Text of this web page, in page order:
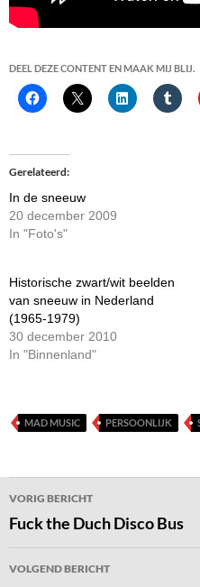
DEEL DEZE CONTENT EN MAAK MIJ BLIJ.
Gerelateerd
In de sneeuw
20 december 2009
In "Foto's"
Historische zwart/wit beelden
van sneeuw in Nederland
(1965-1979)
30 december 2010
In "Binnenland"
MAD MUSIC PERSOONLIJK
Bericht
navigatie
VORIG BERICHT
Fuck the Duch Disco Bus
VOLGEND BERICHT